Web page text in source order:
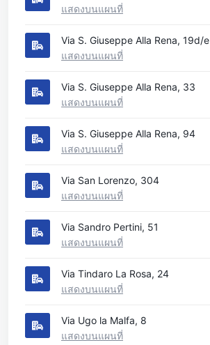
แสดงบนแผนที่
Via S. Giuseppe Alla Rena, 19d/e
แสดงบนแผนที่
Via S. Giuseppe Alla Rena, 33
แสดงบนแผนที่
Via S. Giuseppe Alla Rena, 94
แสดงบนแผนที่
Via San Lorenzo, 304
แสดงบนแผนที่
Via Sandro Pertini, 51
แสดงบนแผนที่
Via Tindaro La Rosa, 24
แสดงบนแผนที่
Via Ugo la Malfa, 8
แสดงบนแผนที่